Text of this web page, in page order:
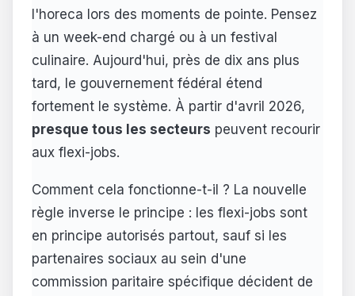
l'horeca lors des moments de pointe. Pensez
à un week-end chargé ou à un festival
culinaire. Aujourd'hui, près de dix ans plus
tard, le gouvernement fédéral étend
fortement le système. À partir d'avril 2026,
presque tous les secteurs peuvent recourir
aux flexi-jobs.
Comment cela fonctionne-t-il ? La nouvelle
règle inverse le principe : les flexi-jobs sont
en principe autorisés partout, sauf si les
partenaires sociaux au sein d'une
commission paritaire spécifique décident de